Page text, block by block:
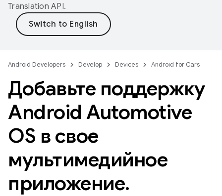
Translation API.
Android Developers Develop Devices Android for Cars
Добавьте поддержку
Android Automotive
OS в свое
мультимедийное
приложение.